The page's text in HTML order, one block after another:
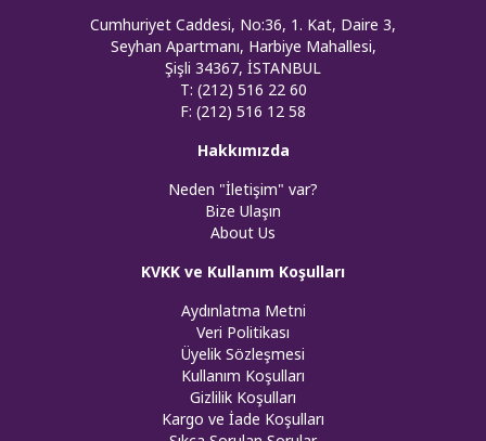
Cumhuriyet Caddesi, No:36, 1. Kat, Daire 3,
Seyhan Apartmanı, Harbiye Mahallesi,
Şişli 34367, İSTANBUL
T: (212) 516 22 60
F: (212) 516 12 58
Hakkımızda
Neden "İletişim" var?
Bize Ulaşın
About Us
KVKK ve Kullanım Koşulları
Aydınlatma Metni
Veri Politikası
Üyelik Sözleşmesi
Kullanım Koşulları
Gizlilik Koşulları
Kargo ve İade Koşulları